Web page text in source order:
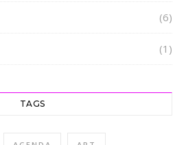
(6)
(1)
TAGS